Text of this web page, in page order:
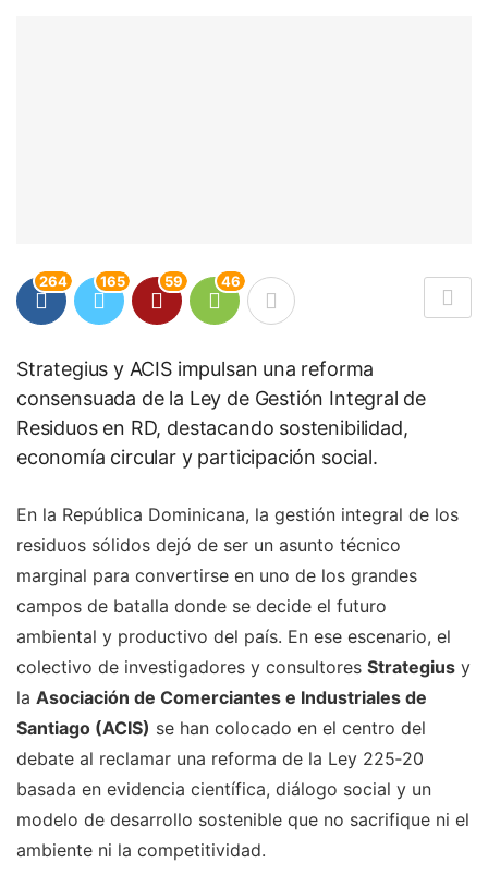
264 165 59 46
Strategius y ACIS impulsan una reforma
consensuada de la Ley de Gestión Integral de
Residuos en RD, destacando sostenibilidad,
economía circular y participación social.
En la República Dominicana, la gestión integral de los
residuos sólidos dejó de ser un asunto técnico
marginal para convertirse en uno de los grandes
campos de batalla donde se decide el futuro
ambiental y productivo del país. En ese escenario, el
colectivo de investigadores y consultores Strategius y
la Asociación de Comerciantes e Industriales de
Santiago (ACIS) se han colocado en el centro del
debate al reclamar una reforma de la Ley 225‑20
basada en evidencia científica, diálogo social y un
modelo de desarrollo sostenible que no sacrifique ni el
ambiente ni la competitividad.